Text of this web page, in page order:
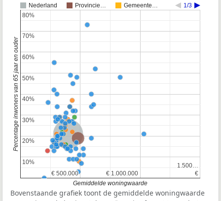
Nederland Provincie… Gemeente… 1/3
Nederland
Provincie Noord-Holland
€ 500.000
€ 500.000 € 1.000.000
€ 1.000.000 €
€
1.500…
1.500…
10%
10%
20%
20%
30%
30%
40%
40%
50%
50%
60%
60%
70%
70%
80%
80%
Gemiddelde woningwaarde
Percentage inwoners van 65 jaar en ouder
Bovenstaande grafiek toont de gemiddelde woningwaarde